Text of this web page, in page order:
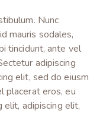
Nunc
mauris sodales,
tincidunt, ante vel
adipiscing
elit, sed do eiusm
placerat eros, eu
elit, adipiscing elit,